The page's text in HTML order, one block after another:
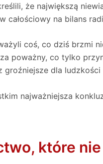
że największą
całościowy na bilans
coś, co dziś brzmi
poważny, co tylko
groźniejsze dla
najważniejsza
które nie